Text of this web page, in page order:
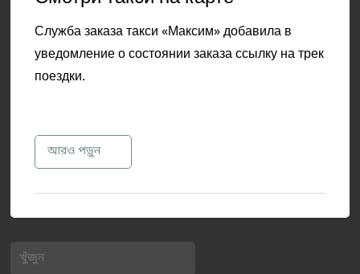
Служба заказа такси «Максим» добавила в
уведомление о состоянии заказа ссылку на трек
поездки.
আরও পড়ুন